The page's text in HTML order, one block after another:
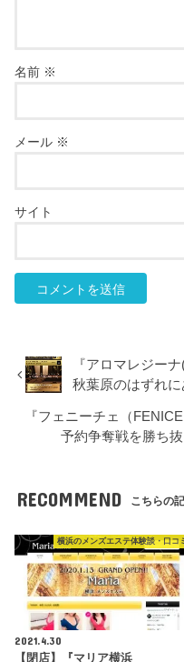
名前 ※
メール ※
サイト
『アロマレジー
秋葉原のはずれ
『フェニーチェ（
予約争奪戦を勝ち
RECOMMEND こちらの
横浜のメンズエステ体験談・口コ
2021.4.30
【閉店】『マリア横浜